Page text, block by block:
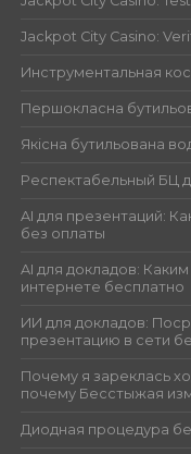
Jackpot City Casino:
Инструментальная
Першокласна
Якісна бутильована
Респектабельный БЦ
AI для презентаций:
без оплаты
AI для докладов:
интернете бесплатно
ИИ для докладов:
презентацию в сети
Почему я зареклась
почему Бесстыжая
Диодная процедура